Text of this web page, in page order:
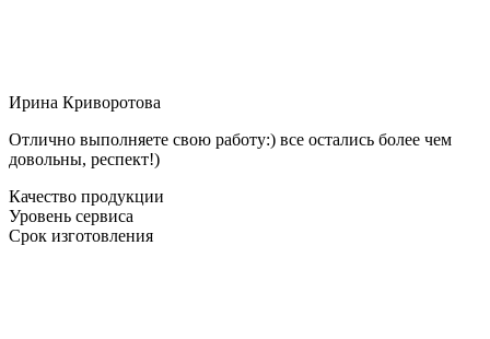
Ирина Криворотова
Отлично выполняете свою работу:) все остались более чем
довольны, респект!)
Качество продукции
Уровень сервиса
Срок изготовления